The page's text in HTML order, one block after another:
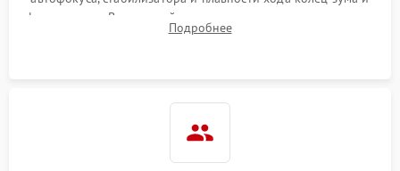
фокусировки. Визуальный осмотр линз на наличие царапин,
грибка, пыли и оценка состояния контактов байонета.
Подробнее